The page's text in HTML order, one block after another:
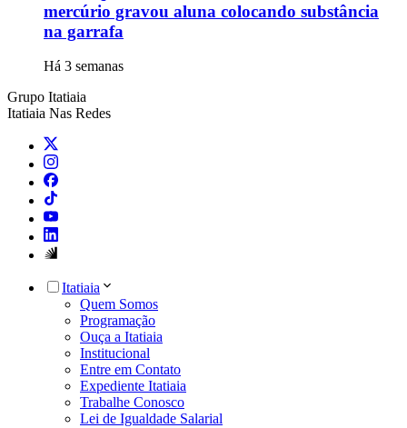
mercúrio gravou aluna colocando substância
na garrafa
Há 3 semanas
Grupo Itatiaia
Itatiaia Nas Redes
Itatiaia
Quem Somos
Programação
Ouça a Itatiaia
Institucional
Entre em Contato
Expediente Itatiaia
Trabalhe Conosco
Lei de Igualdade Salarial